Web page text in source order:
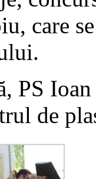
care
PS
de